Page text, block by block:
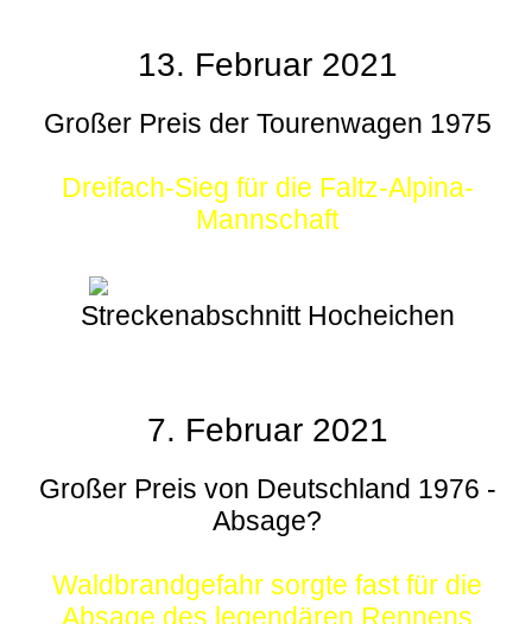
13. Februar 2021
Großer Preis der Tourenwagen 1975
Dreifach-Sieg für die Faltz-Alpina-
Mannschaft
Streckenabschnitt Hocheichen
7. Februar 2021
Großer Preis von Deutschland 1976 -
Absage?
Waldbrandgefahr sorgte fast für die
Absage des legendären Rennens